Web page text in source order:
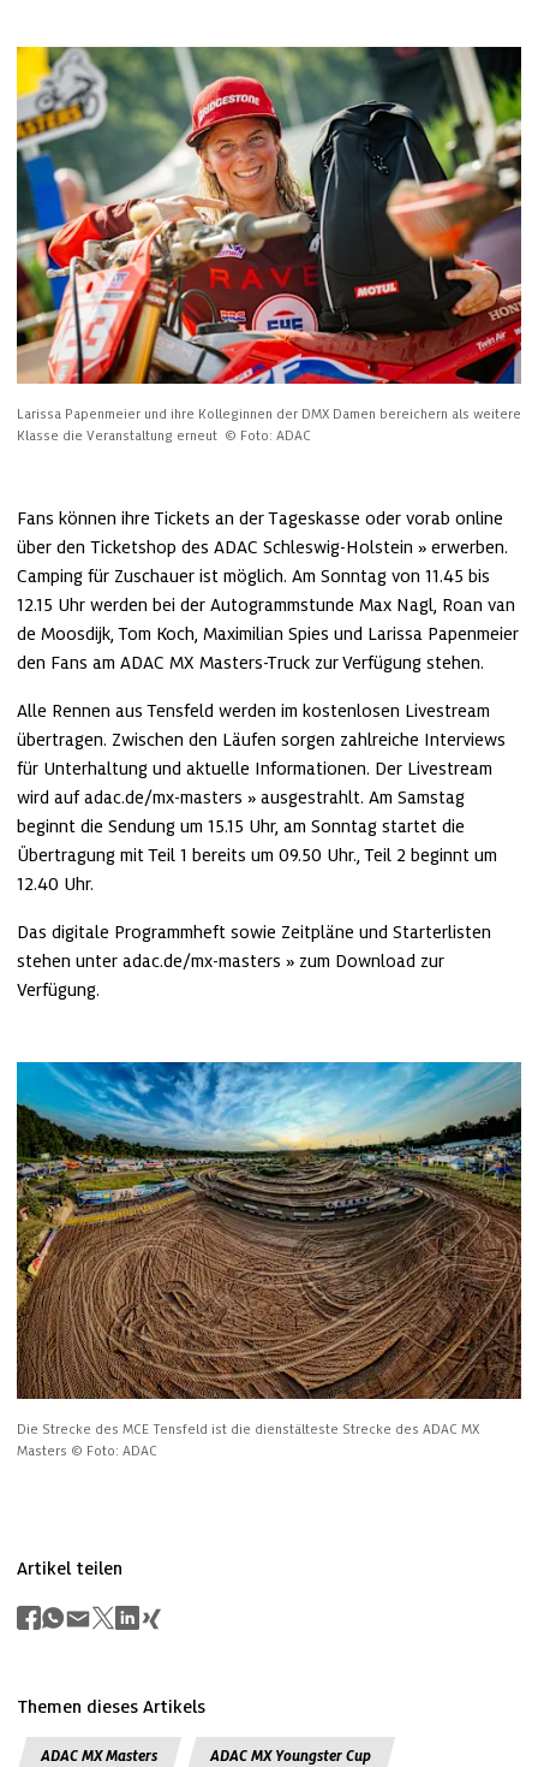
Larissa Papenmeier und ihre Kolleginnen der DMX Damen bereichern als weitere
Klasse die Veranstaltung erneut © Foto: ADAC
Fans können ihre Tickets an der Tageskasse oder vorab online
über den Ticketshop des ADAC Schleswig-Holstein
erwerben.
Camping für Zuschauer ist möglich. Am Sonntag von 11.45 bis
12.15 Uhr werden bei der Autogrammstunde Max Nagl, Roan van
de Moosdijk, Tom Koch, Maximilian Spies und Larissa Papenmeier
den Fans am ADAC MX Masters-Truck zur Verfügung stehen.
Alle Rennen aus Tensfeld werden im kostenlosen Livestream
übertragen. Zwischen den Läufen sorgen zahlreiche Interviews
für Unterhaltung und aktuelle Informationen. Der Livestream
wird auf adac.de/mx-masters
ausgestrahlt. Am Samstag
beginnt die Sendung um 15.15 Uhr, am Sonntag startet die
Übertragung mit Teil 1 bereits um 09.50 Uhr., Teil 2 beginnt um
12.40 Uhr.
Das digitale Programmheft sowie Zeitpläne und Starterlisten
stehen unter adac.de/mx-masters
zum Download zur
Verfügung.
Die Strecke des MCE Tensfeld ist die dienstälteste Strecke des ADAC MX
Masters © Foto: ADAC
Artikel teilen
Themen dieses Artikels
ADAC MX Masters ADAC MX Youngster Cup